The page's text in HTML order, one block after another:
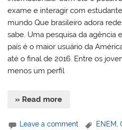
exame e interagir com
mundo Que brasileiro adora
sabe. Uma pesquisa da agência
país é o maior usuário da
até o final de 2016. Entre os
menos um perfil
» Read more
Leave a comment ENEM,